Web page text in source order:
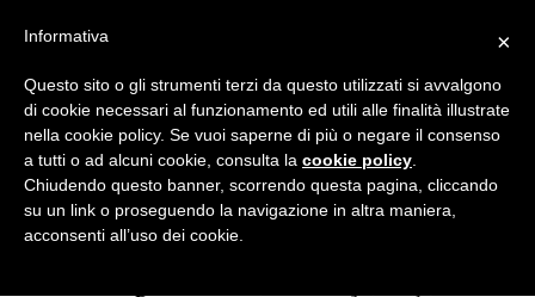
BROWSE TAG
sassofono
Duke Ellington e la sua
Orchestra: una vita dedicata al
jazz
×
Informativa
Questo sito o gli strumenti terzi da questo utilizzati si avvalgono
di cookie necessari al funzionamento ed utili alle finalità illustrate
nella cookie policy. Se vuoi saperne di più o negare il consenso
a tutti o ad alcuni cookie, consulta la cookie policy
Chiudendo questo banner, scorrendo questa pagina, cliccando
su un link o proseguendo la navigazione in altra maniera,
acconsenti all’uso dei cookie.